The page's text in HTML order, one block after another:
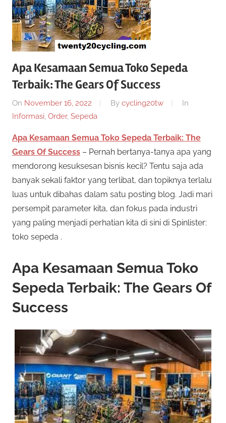
twenty20
cycling
Apa Kesamaan Semua Toko Sepeda
Terbaik: The Gears Of Success
On November 16, 2022 By cycling20tw
In
Informasi, Order, Sepeda
Apa Kesamaan Semua Toko Sepeda Terbaik: The
Gears Of Success – Pernah bertanya-tanya apa yang
mendorong kesuksesan bisnis kecil? Tentu saja ada
banyak sekali faktor yang terlibat, dan topiknya terlalu
luas untuk dibahas dalam satu posting blog. Jadi mari
persempit parameter kita, dan fokus pada industri
yang paling menjadi perhatian kita di sini di Spinlister:
toko sepeda .
Apa Kesamaan Semua Toko
Sepeda Terbaik: The Gears Of
Success